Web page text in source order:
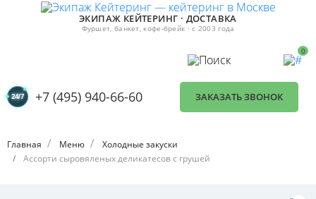
ЭКИПАЖ КЕЙТЕРИНГ · ДОСТАВКА
Фуршет, банкет, кофе-брейк · с 2003 года
0
+7 (495) 940-66-60 ЗАКАЗАТЬ ЗВОНОК
Главная Меню
Холодные закуски
Ассорти сыровяленых деликатесов с грушей